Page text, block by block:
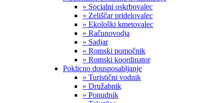
» Socialni oskrbovalec
» Zeliščar pridelovalec
» Ekološki kmetovalec
» Računovodja
» Sadjar
» Romski pomočnik
» Romski koordinator
Poklicno dousposabljanje
» Turistični vodnik
» Družabnik
» Ponudnik